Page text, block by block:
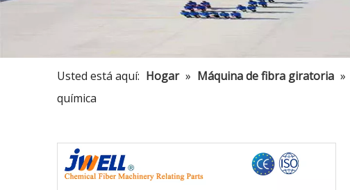
Usted está aquí: Hogar » Máquina de fibra giratoria »
química